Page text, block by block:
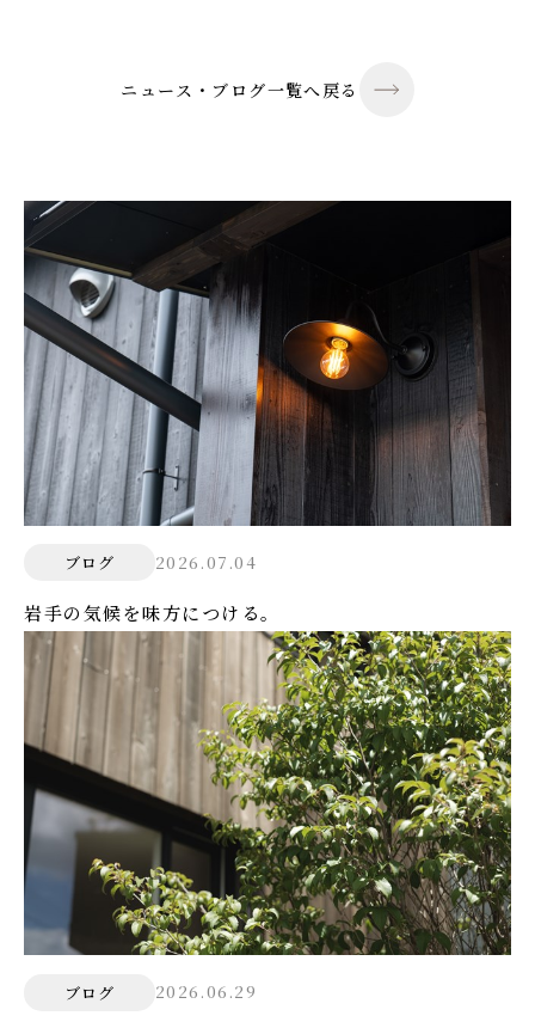
ニュース・ブログ一覧へ戻る
ブログ 2026.07.04
岩手の気候を味方につける。
ブログ 2026.06.29